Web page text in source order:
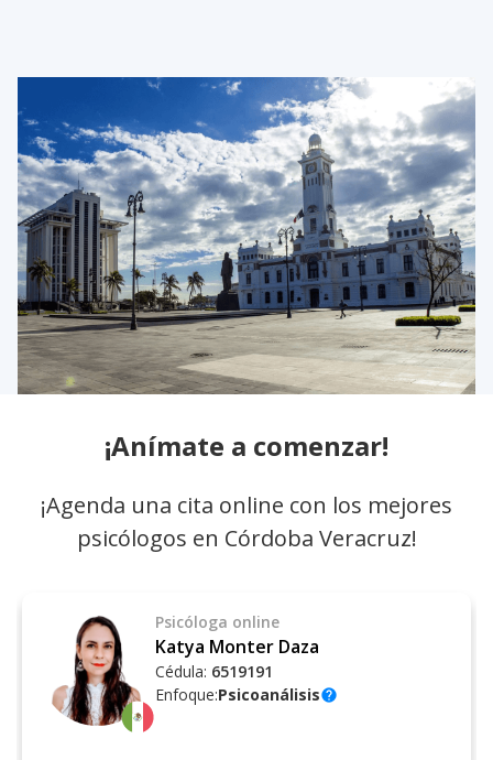
¡Anímate a comenzar!
¡Agenda una cita online con los mejores
psicólogos en Córdoba Veracruz!
Psicóloga online
Katya Monter Daza
Cédula: 6519191
Enfoque:Psicoanálisishelp